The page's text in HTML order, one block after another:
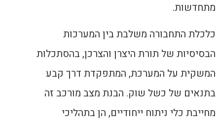
מתחדשות.
כלכלת התחבורה משלבת בין המערכות
הבסיסיות של תורת היצרן והצרכן, בהסתכלות
המשקית על המערכת, המתפקדת דרך קבע
בתנאים של כשל שוק. הבנת מצב מורכב זה
מחייבת כלי ניתוח ייחודיים, הן בתהליכי